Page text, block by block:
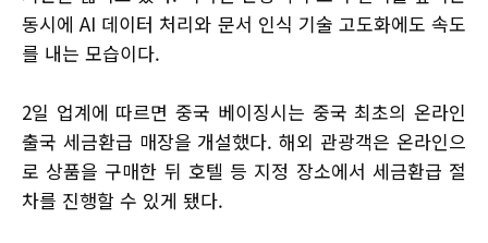
동시에 AI 데이터 처리와 문서 인식 기술 고도화에도 속도
를 내는 모습이다.
2일 업계에 따르면 중국 베이징시는 중국 최초의 온라인
출국 세금환급 매장을 개설했다. 해외 관광객은 온라인으
로 상품을 구매한 뒤 호텔 등 지정 장소에서 세금환급 절
차를 진행할 수 있게 됐다.